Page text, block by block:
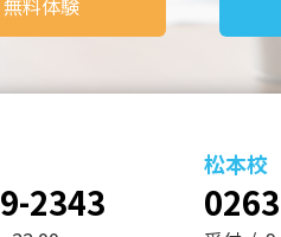
無料体験
2343
松本校